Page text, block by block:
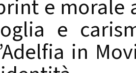
e morale
e
in